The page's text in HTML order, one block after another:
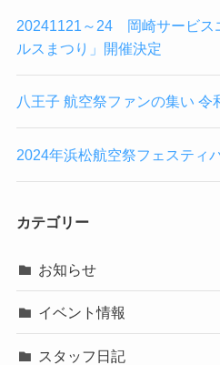
20241121～24 岡崎サービス
ルスまつり」開催決定
八王子 航空祭ファンの集い 令
2024年浜松航空祭フェスティ
カテゴリー
お知らせ
イベント情報
スタッフ日記